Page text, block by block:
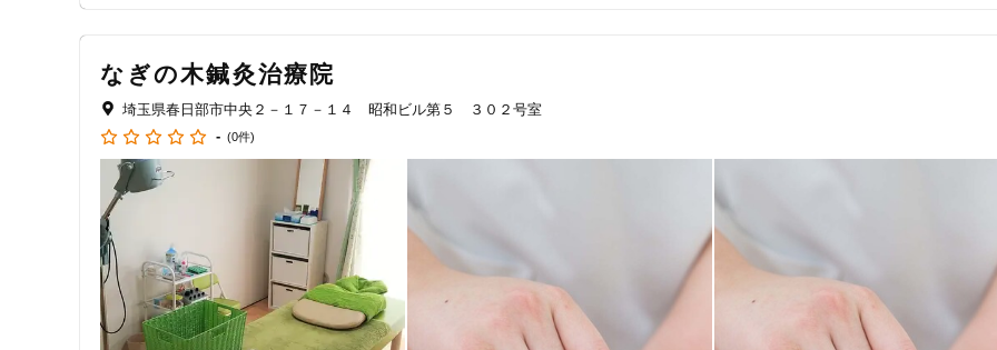
特典あり
優先制を取っています。継続して施術が必要な患者様は１週間分予約をお取りしたり、仕事のシフトなどの兼ね合いやお身体のメンテナ
なぎの木鍼灸治療院
埼玉県春日部市中央２－１７－１４ 昭和ビル第５ ３０２号室
- (0件)